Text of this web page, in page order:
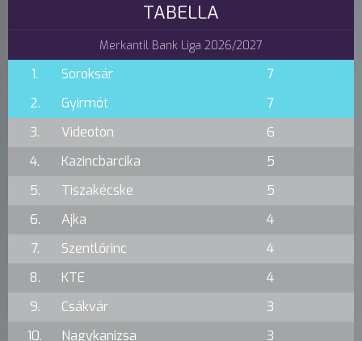
TABELLA
Merkantil Bank Liga 2026/2027
1. Soroksár
7
2.
Gyirmót
7
3.
Videoton
6
4.
Kazincbarcika
5
5.
Tiszakécske
5
6.
Ajka
4
7.
Szentlőrinc
4
8.
KTE
4
9.
Csákvár
3
10.
Nagykanizsa 3